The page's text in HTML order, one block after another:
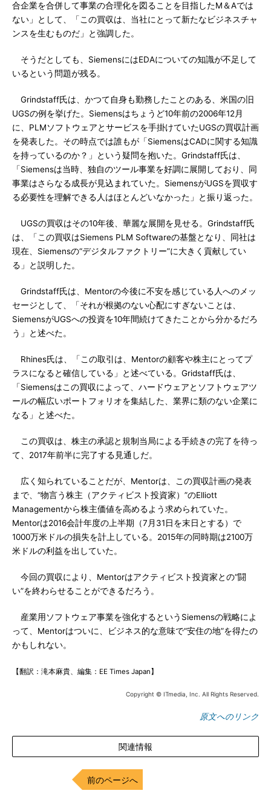
合企業を合併して事業の合理化を図ることを目指したM＆Aでは
ない」として、「この買収は、当社にとって新たなビジネスチャ
ンスを生むものだ」と強調した。
そうだとしても、SiemensにはEDAについての知識が不足して
いるという問題が残る。
Grindstaff氏は、かつて自身も勤務したことのある、米国の旧
UGSの例を挙げた。Siemensはちょうど10年前の2006年12月
に、PLMソフトウェアとサービスを手掛けていたUGSの買収計画
を発表した。その時点では誰もが「SiemensはCADに関する知識
を持っているのか？」という疑問を抱いた。Grindstaff氏は、
「Siemensは当時、独自のツール事業を好調に展開しており、同
事業はさらなる成長が見込まれていた。SiemensがUGSを買収す
る必要性を理解できる人はほとんどいなかった」と振り返った。
UGSの買収はその10年後、華麗な展開を見せる。Grindstaff氏
は、「この買収はSiemens PLM Softwareの基盤となり、同社は
現在、Siemensの“デジタルファクトリー”に大きく貢献してい
る」と説明した。
Grindstaff氏は、Mentorの今後に不安を感じている人へのメッ
セージとして、「それが根拠のない心配にすぎないことは、
SiemensがUGSへの投資を10年間続けてきたことから分かるだろ
う」と述べた。
Rhines氏は、「この取引は、Mentorの顧客や株主にとってプ
ラスになると確信している」と述べている。Gridstaff氏は、
「Siemensはこの買収によって、ハードウェアとソフトウェアツ
ールの幅広いポートフォリオを集結した、業界に類のない企業に
なる」と述べた。
この買収は、株主の承認と規制当局による手続きの完了を待っ
て、2017年前半に完了する見通しだ。
広く知られていることだが、Mentorは、この買収計画の発表
まで、“物言う株主（アクティビスト投資家）”のElliott
Managementから株主価値を高めるよう求められていた。
Mentorは2016会計年度の上半期（7月31日を末日とする）で
1000万米ドルの損失を計上している。2015年の同時期は2100万
米ドルの利益を出していた。
今回の買収により、Mentorはアクティビスト投資家との“闘
い”を終わらせることができるだろう。
産業用ソフトウェア事業を強化するというSiemensの戦略によ
って、Mentorはついに、ビジネス的な意味で“安住の地”を得たの
かもしれない。
【翻訳：滝本麻貴、編集：EE Times Japan】
Copyright © ITmedia, Inc. All Rights Reserved.
原文へのリンク
関連情報
前のページへ